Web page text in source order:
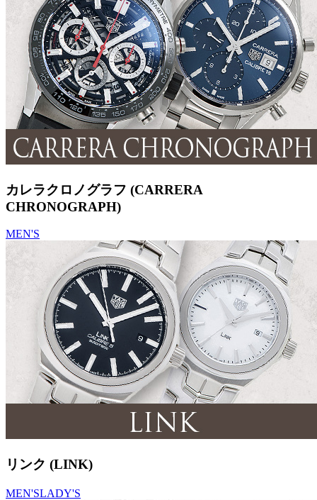
カレラクロノグラフ (CARRERA
CHRONOGRAPH)
MEN'S
リンク (LINK)
MEN'SLADY'S